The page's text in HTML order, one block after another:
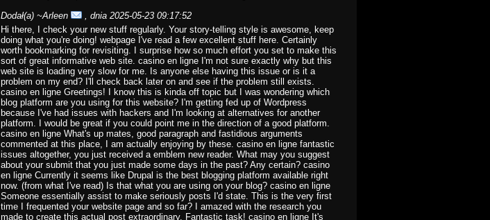
Dodał(a) ~Arleen
, dnia 2025-05-23 09:17:52
Hi there, I check your new stuff regularly. Your story-telling style is awesome, keep
doing what you're doing! webpage I've read a few excellent stuff here. Certainly
worth bookmarking for revisiting. I surprise how so much effort you set to make this
sort of great informative web site. casino en ligne I'm not sure exactly why but this
web site is loading very slow for me. Is anyone else having this issue or is it a
problem on my end? I'll check back later on and see if the problem still exists.
casino en ligne Greetings! I know this is kinda off topic but I was wondering which
blog platform are you using for this website? I'm getting fed up of Wordpress
because I've had issues with hackers and I'm looking at alternatives for another
platform. I would be great if you could point me in the direction of a good platform.
casino en ligne What's up mates, good paragraph and fastidious arguments
commented at this place, I am actually enjoying by these. casino en ligne fantastic
issues altogether, you just received a emblem new reader. What may you suggest
about your submit that you just made some days in the past? Any certain? casino
en ligne Currently it seems like Drupal is the best blogging platform available right
now. (from what I've read) Is that what you are using on your blog? casino en ligne
Someone essentially assist to make seriously posts I'd state. This is the very first
time I frequented your website page and so far? I amazed with the research you
made to create this actual post extraordinary. Fantastic task! casino en ligne It's